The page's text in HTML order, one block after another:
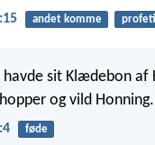
andet komme
havde sit Klædebon
og vild Honning.
føde